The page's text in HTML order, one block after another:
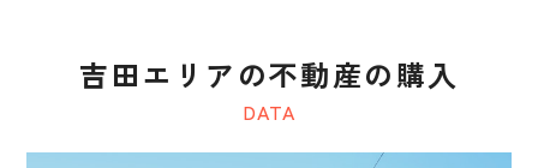
DATA
吉田エリアの不動産の購入